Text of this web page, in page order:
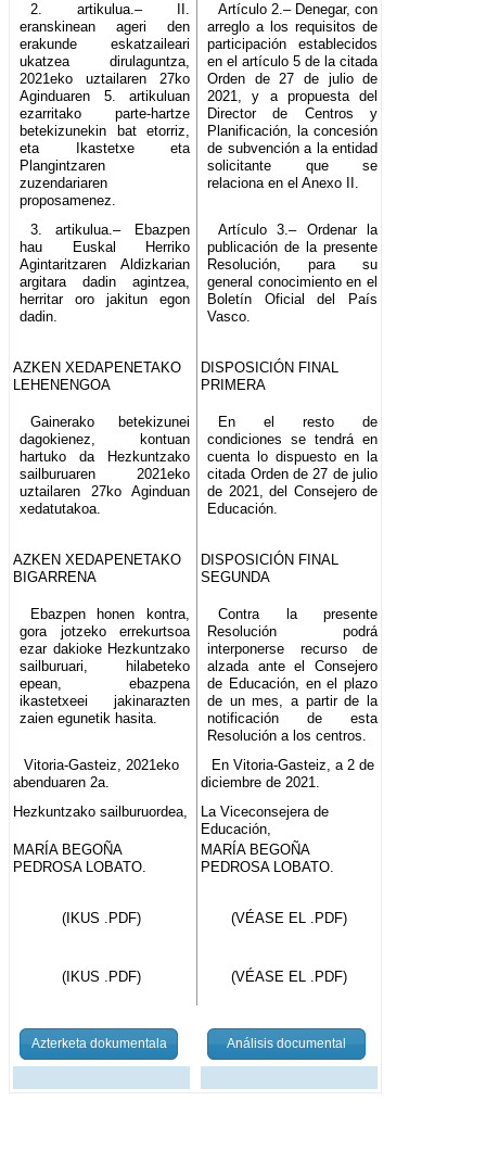
2. artikulua.– II.
eranskinean ageri den
erakunde eskatzaileari
ukatzea dirulaguntza,
2021eko uztailaren 27ko
Aginduaren 5. artikuluan
ezarritako parte-hartze
betekizunekin bat etorriz,
eta Ikastetxe eta
Plangintzaren
zuzendariaren
proposamenez.
Artículo 2.– Denegar, con
arreglo a los requisitos de
participación establecidos
en el artículo 5 de la citada
Orden de 27 de julio de
2021, y a propuesta del
Director de Centros y
Planificación, la concesión
de subvención a la entidad
solicitante que se
relaciona en el Anexo II.
3. artikulua.– Ebazpen
hau Euskal Herriko
Agintaritzaren Aldizkarian
argitara dadin agintzea,
herritar oro jakitun egon
dadin.
Artículo 3.– Ordenar la
publicación de la presente
Resolución, para su
general conocimiento en el
Boletín Oficial del País
Vasco.
AZKEN XEDAPENETAKO
LEHENENGOA
DISPOSICIÓN FINAL
PRIMERA
Gainerako betekizunei
dagokienez, kontuan
hartuko da Hezkuntzako
sailburuaren 2021eko
uztailaren 27ko Aginduan
xedatutakoa.
En el resto de
condiciones se tendrá en
cuenta lo dispuesto en la
citada Orden de 27 de julio
de 2021, del Consejero de
Educación.
AZKEN XEDAPENETAKO
BIGARRENA
DISPOSICIÓN FINAL
SEGUNDA
Ebazpen honen kontra,
gora jotzeko errekurtsoa
ezar dakioke Hezkuntzako
sailburuari, hilabeteko
epean, ebazpena
ikastetxeei jakinarazten
zaien egunetik hasita.
Contra la presente
Resolución podrá
interponerse recurso de
alzada ante el Consejero
de Educación, en el plazo
de un mes, a partir de la
notificación de esta
Resolución a los centros.
Vitoria-Gasteiz, 2021eko
abenduaren 2a.
En Vitoria-Gasteiz, a 2 de
diciembre de 2021.
Hezkuntzako sailburuordea,
La Viceconsejera de
Educación,
MARÍA BEGOÑA
PEDROSA LOBATO.
MARÍA BEGOÑA
PEDROSA LOBATO.
(IKUS .PDF) (VÉASE EL .PDF)
(IKUS .PDF) (VÉASE EL .PDF)
Azterketa dokumentala Análisis documental